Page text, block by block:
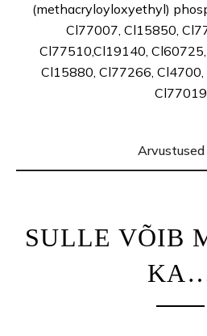
(methacryloyloxyethyl)
Cl77007, Cl15850,
Cl77510,Cl19140,
Cl15880, Cl77266,
Cl77019
Arvustused
SULLE VÕIB